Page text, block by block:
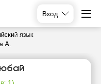
Вход
язык
А.
1)